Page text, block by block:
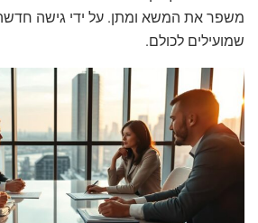
משפר את המשא ומתן. על ידי גישה
שמועילים לכולם.